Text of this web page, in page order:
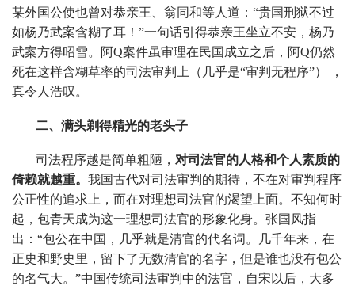
某外国公使也曾对恭亲王、翁同和等人道：“贵国刑狱不过
如杨乃武案含糊了耳！”一句话引得恭亲王坐立不安，杨乃
武案方得昭雪。阿Q案件虽审理在民国成立之后，阿Q仍然
死在这样含糊草率的司法审判上（几乎是“审判无程序”） ，
真令人浩叹。
二、满头剃得精光的老头子
司法程序越是简单粗陋， 对司法官的人格和个人素质的
倚赖就越重。 我国古代对司法审判的期待，不在对审判程序
公正性的追求上，而在对理想司法官的渴望上面。不知何时
起，包青天成为这一理想司法官的形象化身。张国风指
出：“包公在中国，几乎就是清官的代名词。几千年来，在
正史和野史里，留下了无数清官的名字，但是谁也没有包公
的名气大。”中国传统司法审判中的法官，自宋以后，大多